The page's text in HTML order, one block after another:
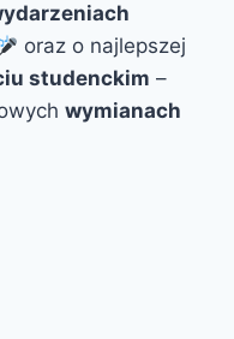
oraz o najlepszej
studenckim –
wymianach